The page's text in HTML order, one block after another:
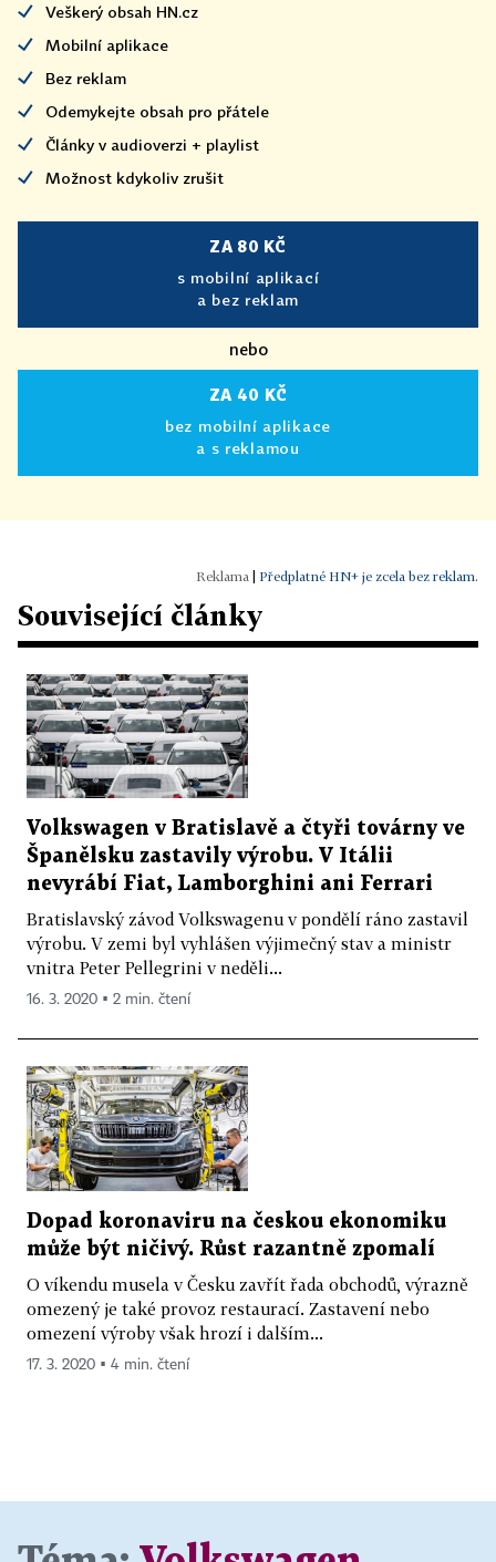
Veškerý obsah HN.cz
Mobilní aplikace
Bez reklam
Odemykejte obsah pro přátele
Články v audioverzi + playlist
Možnost kdykoliv zrušit
ZA 80 KČ
s mobilní aplikací
a bez reklam
nebo
ZA 40 KČ
bez mobilní aplikace
a s reklamou
| Předplatné HN+ je zcela bez reklam.
Související články
Volkswagen v Bratislavě a čtyři továrny ve
Španělsku zastavily výrobu. V Itálii
nevyrábí Fiat, Lamborghini ani Ferrari
Bratislavský závod Volkswagenu v pondělí ráno zastavil
výrobu. V zemi byl vyhlášen výjimečný stav a ministr
vnitra Peter Pellegrini v neděli...
16. 3. 2020 ▪ 2 min. čtení
Dopad koronaviru na českou ekonomiku
může být ničivý. Růst razantně zpomalí
O víkendu musela v Česku zavřít řada obchodů, výrazně
omezený je také provoz restaurací. Zastavení nebo
omezení výroby však hrozí i dalším...
17. 3. 2020 ▪ 4 min. čtení